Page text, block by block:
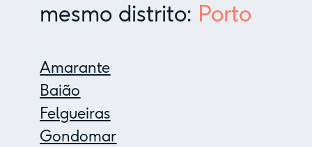
mesmo distrito: Porto
Amarante
Baião
Felgueiras
Gondomar